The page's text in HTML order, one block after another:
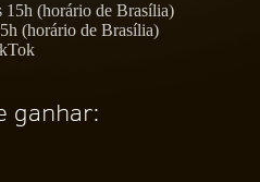
15h (horário de Brasília)
(horário de Brasília)
ganhar: